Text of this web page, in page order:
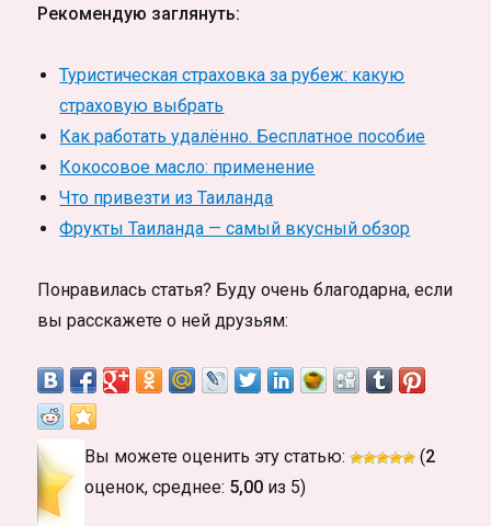
Рекомендую заглянуть:
Туристическая страховка за рубеж: какую
страховую выбрать
Как работать удалённо. Бесплатное пособие
Кокосовое масло: применение
Что привезти из Таиланда
Фрукты Таиланда — самый вкусный обзор
Понравилась статья? Буду очень благодарна, если
вы расскажете о ней друзьям:
Вы можете оценить эту статью: (2
оценок, среднее: 5,00 из 5)